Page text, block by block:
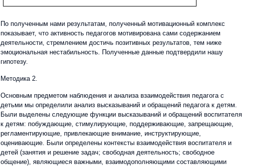
По полученным нами результатам, полученный мотивационный комплекс
показывает, что активность педагогов мотивирована сами содержанием
деятельности, стремлением достичь позитивных результатов, тем ниже
эмоциональная нестабильность. Полученные данные подтвердили нашу
гипотезу.
Методика 2.
Основным предметом наблюдения и анализа взаимодействия педагога с
детьми мы определили анализ высказываний и обращений педагога к детям.
Были выделены следующие функции высказываний и обращений воспитателя
к детям: побуждающие, стимулирующие, поддерживающие, запрещающие,
регламентирующие, привлекающие внимание, инструктирующие,
оценивающие. Были определены контексты взаимодействия воспитателя и
детей (занятия и решение задач; свободная деятельность; свободное
общение), являющиеся важными, взаимодополняющими составляющими